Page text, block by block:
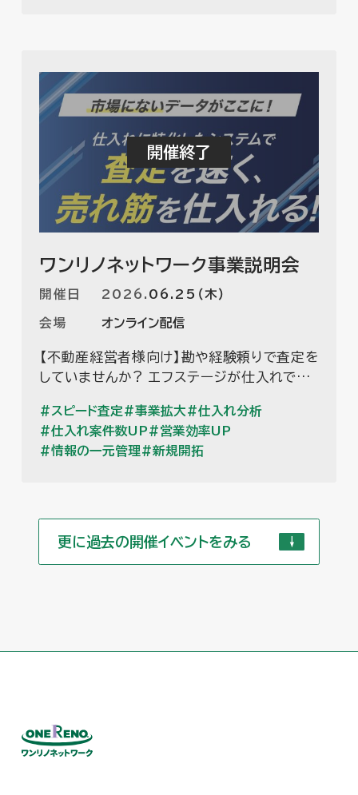
ワンリノネットワーク事業説明会
開催日 2026 . 06.25（木）
会場 オンライン配信
【不動産経営者様向け】勘や経験頼りで査定を
していませんか? エフステージが仕入れで成
介します。
スピード査定 事業拡大
仕入れ分析
仕入れ案件数UP
営業効率UP
情報の一元管理
新規開拓
更に過去の開催イベントをみる